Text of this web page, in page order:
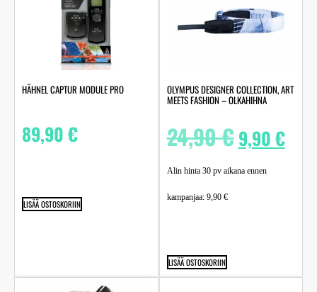
HÄHNEL CAPTUR MODULE PRO
89,90€
LISÄÄ OSTOSKORIIN
OLYMPUS DESIGNER COLLECTION, ART
MEETS FASHION – OLKAHIHNA
24,90€ 9,90€
Alin hinta 30 pv aikana ennen
kampanjaa: 9,90 €
LISÄÄ OSTOSKORIIN